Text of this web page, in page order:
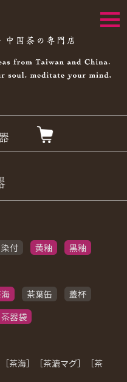
染付 黄釉
黒釉
茶葉缶
蓋杯
茶器袋
茶海］［茶漉マグ］［茶